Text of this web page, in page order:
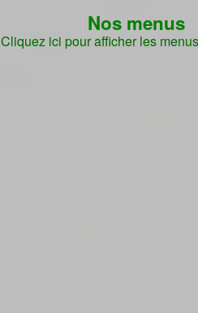
Nos menus
Cliquez ici pour afficher les